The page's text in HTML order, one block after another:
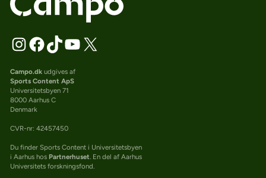
Campo.dkudgives af
Sports Content ApS
Universitetsbyen 71
8000 Aarhus C
Denmark
CVR-nr: 42457450
Du finder Sports Content i Universitetsbyen
i Aarhus hos Partnerhuset. En del af Aarhus
Universitets forskningsfond.